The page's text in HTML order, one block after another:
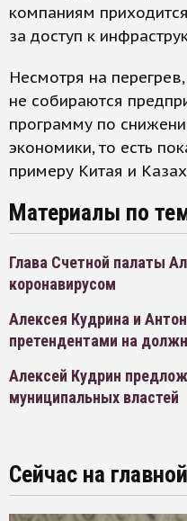
компаниям
за доступ к
Несмотря на
не собираются
программу по
экономики, то есть
примеру Китая и
Материалы по
Глава Счетной палаты
коронавирусом
Алексея Кудрина и
претендентами на
Алексей Кудрин
муниципальных властей
Сейчас на главной